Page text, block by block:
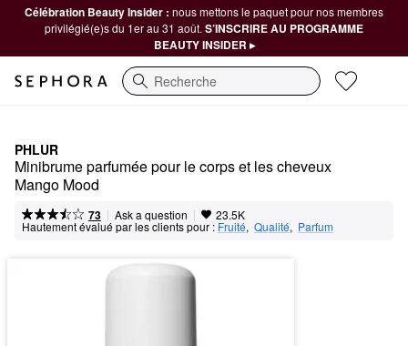
Célébration Beauty Insider : nous mettons le paquet pour nos membres
privilégié(e)s du 1er au 31 août. S’INSCRIRE AU PROGRAMME
BEAUTY INSIDER ▸
Recherche
PHLUR
Minibrume parfumée pour le corps et les cheveux
Mango Mood
73 | Ask a question | 23.5K
Hautement évalué par les clients pour : Fruité, Qualité, Parfum